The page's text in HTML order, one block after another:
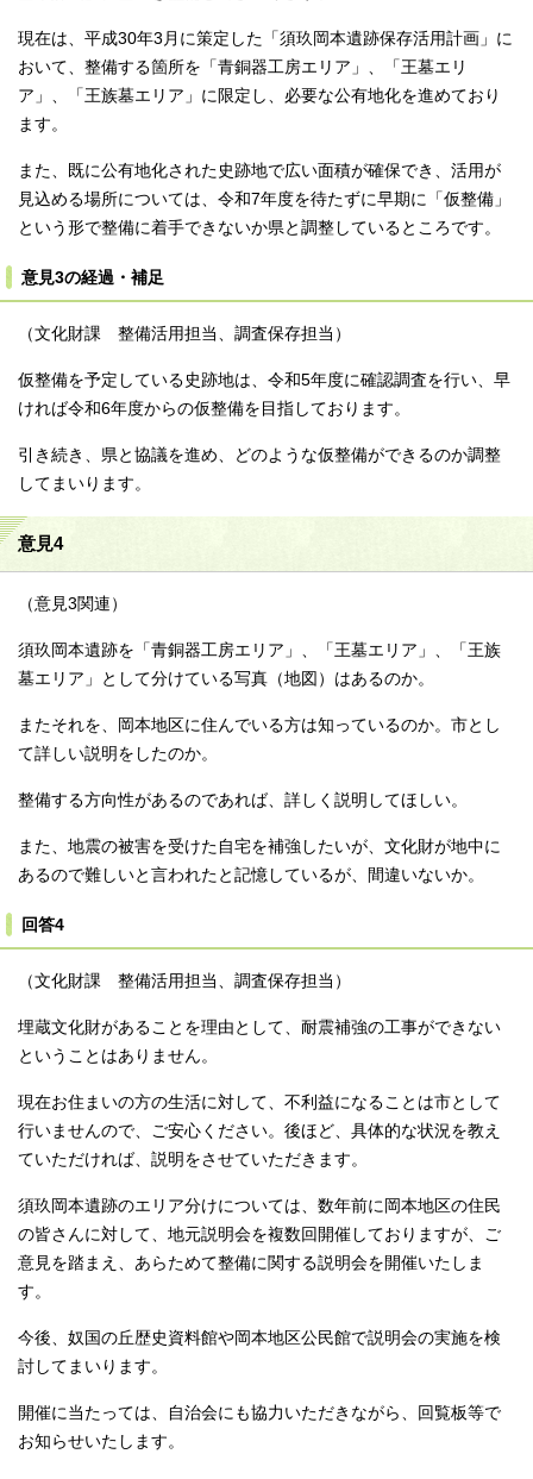
現在は、平成30年3月に策定した「須玖岡本遺跡保存活用計画」に
おいて、整備する箇所を「青銅器工房エリア」、「王墓エリ
ア」、「王族墓エリア」に限定し、必要な公有地化を進めており
ます。
また、既に公有地化された史跡地で広い面積が確保でき、活用が
見込める場所については、令和7年度を待たずに早期に「仮整備」
という形で整備に着手できないか県と調整しているところです。
意見3の経過・補足
（文化財課 整備活用担当、調査保存担当）
仮整備を予定している史跡地は、令和5年度に確認調査を行い、早
ければ令和6年度からの仮整備を目指しております。
引き続き、県と協議を進め、どのような仮整備ができるのか調整
してまいります。
意見4
（意見3関連）
須玖岡本遺跡を「青銅器工房エリア」、「王墓エリア」、「王族
墓エリア」として分けている写真（地図）はあるのか。
またそれを、岡本地区に住んでいる方は知っているのか。市とし
て詳しい説明をしたのか。
整備する方向性があるのであれば、詳しく説明してほしい。
また、地震の被害を受けた自宅を補強したいが、文化財が地中に
あるので難しいと言われたと記憶しているが、間違いないか。
回答4
（文化財課 整備活用担当、調査保存担当）
埋蔵文化財があることを理由として、耐震補強の工事ができない
ということはありません。
現在お住まいの方の生活に対して、不利益になることは市として
行いませんので、ご安心ください。後ほど、具体的な状況を教え
ていただければ、説明をさせていただきます。
須玖岡本遺跡のエリア分けについては、数年前に岡本地区の住民
の皆さんに対して、地元説明会を複数回開催しておりますが、ご
意見を踏まえ、あらためて整備に関する説明会を開催いたしま
す。
今後、奴国の丘歴史資料館や岡本地区公民館で説明会の実施を検
討してまいります。
開催に当たっては、自治会にも協力いただきながら、回覧板等で
お知らせいたします。